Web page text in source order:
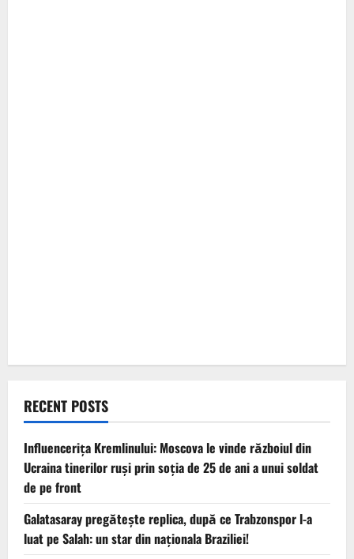
RECENT POSTS
Influencerița Kremlinului: Moscova le vinde războiul din
Ucraina tinerilor ruși prin soția de 25 de ani a unui soldat
de pe front
Galatasaray pregătește replica, după ce Trabzonspor l-a
luat pe Salah: un star din naționala Braziliei!